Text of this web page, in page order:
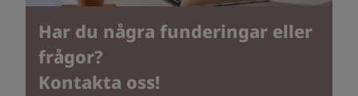
Har du några funderingar eller
frågor?
Kontakta oss!